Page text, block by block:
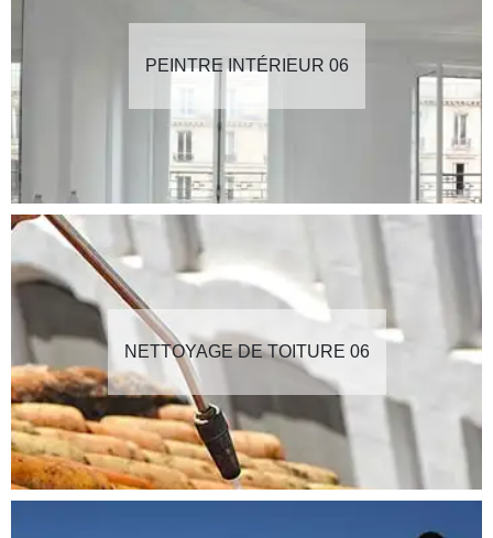
PEINTRE INTÉRIEUR 06
NETTOYAGE DE TOITURE 06